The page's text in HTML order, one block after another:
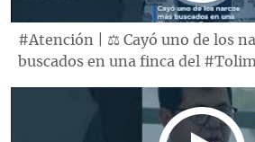
#Atención | ⚖️ Cayó uno de los
buscados en una finca del